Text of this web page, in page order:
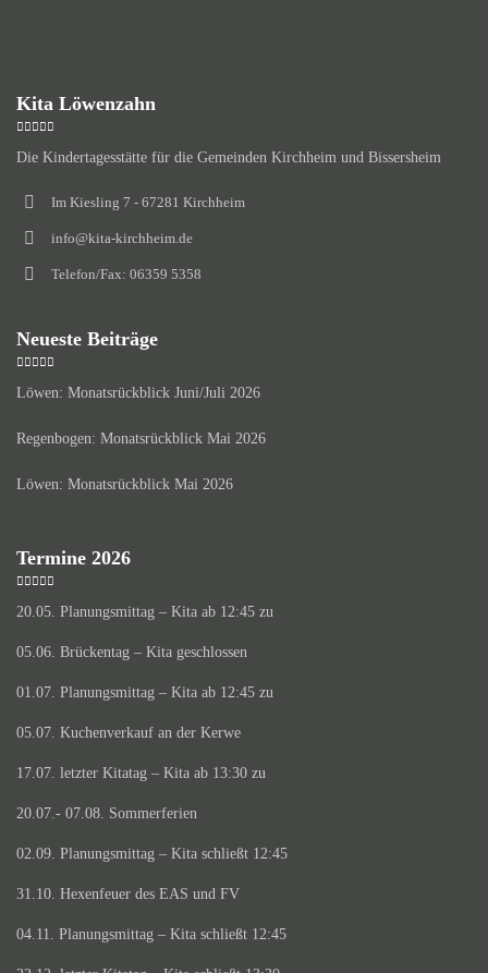
Kita Löwenzahn
Die Kindertagesstätte für die Gemeinden Kirchheim und Bissersheim
Im Kiesling 7 - 67281 Kirchheim
info@kita-kirchheim.de
Telefon/Fax: 06359 5358
Neueste Beiträge
Löwen: Monatsrückblick Juni/Juli 2026
Regenbogen: Monatsrückblick Mai 2026
Löwen: Monatsrückblick Mai 2026
Termine 2026
20.05. Planungsmittag – Kita ab 12:45 zu
05.06. Brückentag – Kita geschlossen
01.07. Planungsmittag – Kita ab 12:45 zu
05.07. Kuchenverkauf an der Kerwe
17.07. letzter Kitatag – Kita ab 13:30 zu
20.07.- 07.08. Sommerferien
02.09. Planungsmittag – Kita schließt 12:45
31.10. Hexenfeuer des EAS und FV
04.11. Planungsmittag – Kita schließt 12:45